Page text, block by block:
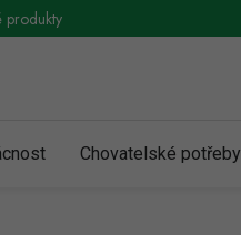
podmínky pro podnikatele
produkty
Chovatelské potřeby